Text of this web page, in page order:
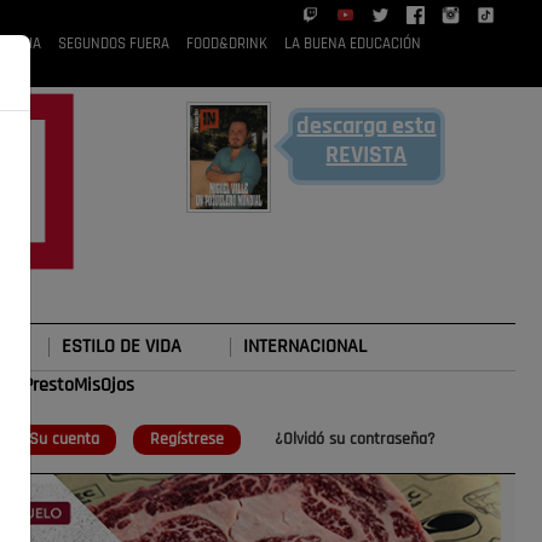
RUBIA SEGUNDOS FUERA FOOD&DRINK LA BUENA EDUCACIÓN
descarga esta
REVISTA
ESTILO DE VIDA INTERNACIONAL
Su cuenta Regístrese ¿Olvidó su contraseña?